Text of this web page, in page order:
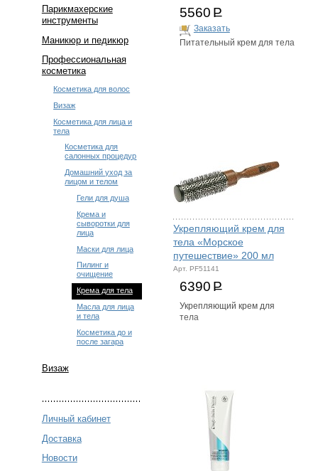
Парикмахерские
инструменты
Маникюр и педикюр
Профессиональная
косметика
Косметика для волос
Визаж
Косметика для лица и
тела
Косметика для
салонных процедур
Домашний уход за
лицом и телом
Гели для душа
Крема и
сыворотки для
лица
Маски для лица
Пилинг и
очищение
Крема для тела
Масла для лица
и тела
Косметика до и
после загара
Визаж
Личный кабинет
Доставка
Новости
5560 Р
Заказать
Питательный крем для тела
Укрепляющий крем для
тела «Морское
путешествие» 200 мл
Арт. PF51141
6390 Р
Укрепляющий крем для
тела